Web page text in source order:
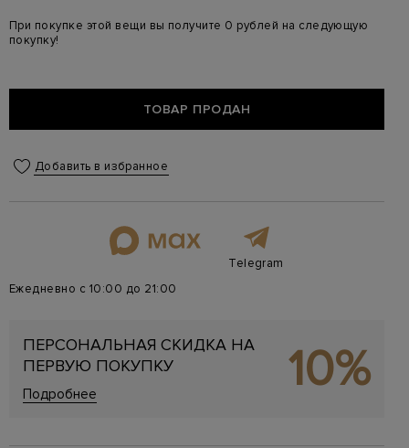
При покупке этой вещи вы получите 0 рублей на следующую
покупку!
ТОВАР ПРОДАН
Добавить в избранное
Telegram
Ежедневно с 10:00 до 21:00
ПЕРСОНАЛЬНАЯ СКИДКА НА
ПЕРВУЮ ПОКУПКУ
Подробнее 10%